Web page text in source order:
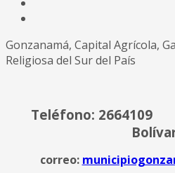
Gonzanamá, Capital Agrícola,
Religiosa del Sur del País
Teléfono: 2664109
correo: